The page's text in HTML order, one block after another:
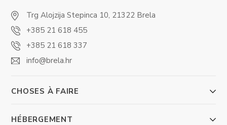
Trg Alojzija Stepinca 10, 21322 Brela
+385 21 618 455
+385 21 618 337
info@brela.hr
CHOSES À FAIRE
HÉBERGEMENT